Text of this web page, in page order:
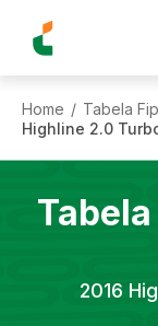
Home / Tabela
Highline 2.0
2016